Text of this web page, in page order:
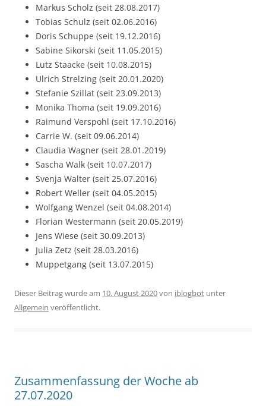
Markus Scholz (seit 28.08.2017)
Tobias Schulz (seit 02.06.2016)
Doris Schuppe (seit 19.12.2016)
Sabine Sikorski (seit 11.05.2015)
Lutz Staacke (seit 10.08.2015)
Ulrich Strelzing (seit 20.01.2020)
Stefanie Szillat (seit 23.09.2013)
Monika Thoma (seit 19.09.2016)
Raimund Verspohl (seit 17.10.2016)
Carrie W. (seit 09.06.2014)
Claudia Wagner (seit 28.01.2019)
Sascha Walk (seit 10.07.2017)
Svenja Walter (seit 25.07.2016)
Robert Weller (seit 04.05.2015)
Wolfgang Wenzel (seit 04.08.2014)
Florian Westermann (seit 20.05.2019)
Jens Wiese (seit 30.09.2013)
Julia Zetz (seit 28.03.2016)
Muppetgang (seit 13.07.2015)
Dieser Beitrag wurde am 10. August 2020von iblogbot unter
Allgemein veröffentlicht.
Zusammenfassung der Woche ab
27.07.2020